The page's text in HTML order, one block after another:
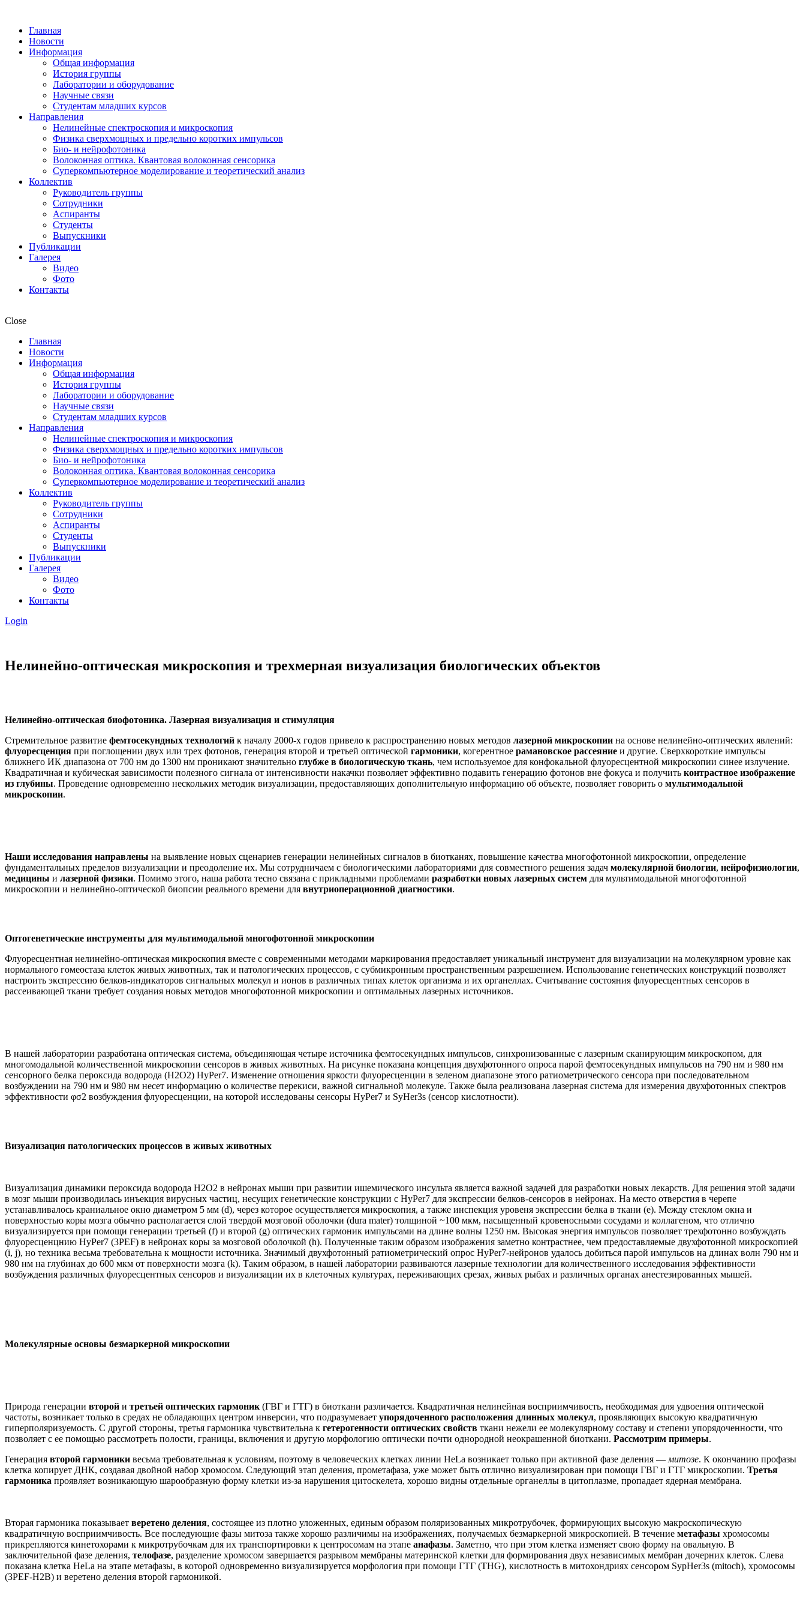
Главная
Новости
Информация
Общая информация
История группы
Лаборатории и оборудование
Научные связи
Студентам младших курсов
Направления
Нелинейные спектроскопия и микроскопия
Физика сверхмощных и предельно коротких импульсов
Био- и нейрофотоника
Волоконная оптика. Квантовая волоконная сенсорика
Суперкомпьютерное моделирование и теоретический анализ
Коллектив
Руководитель группы
Сотрудники
Аспиранты
Студенты
Выпускники
Публикации
Галерея
Видео
Фото
Контакты
Close
Главная
Новости
Информация
Общая информация
История группы
Лаборатории и оборудование
Научные связи
Студентам младших курсов
Направления
Нелинейные спектроскопия и микроскопия
Физика сверхмощных и предельно коротких импульсов
Био- и нейрофотоника
Волоконная оптика. Квантовая волоконная сенсорика
Суперкомпьютерное моделирование и теоретический анализ
Коллектив
Руководитель группы
Сотрудники
Аспиранты
Студенты
Выпускники
Публикации
Галерея
Видео
Фото
Контакты
Login
Нелинейно-оптическая микроскопия и трехмерная визуализация биологических объектов
Нелинейно-оптическая биофотоника. Лазерная визуализация и стимуляция
Стремительное развитие фемтосекундных технологий к началу 2000-х годов привело к распространению новых методов лазерной микроскопии на основе нелинейно-оптических явлений:
флуоресценция при поглощении двух или трех фотонов, генерация второй и третьей оптической гармоники, когерентное рамановское рассеяние и другие. Сверхкороткие импульсы
ближнего ИК диапазона от 700 нм до 1300 нм проникают значительно глубже в биологическую ткань, чем используемое для конфокальной флуоресцентной микроскопии синее излучение.
Квадратичная и кубическая зависимости полезного сигнала от интенсивности накачки позволяет эффективно подавить генерацию фотонов вне фокуса и получить контрастное изображение
из глубины. Проведение одновременно нескольких методик визуализации, предоставляющих дополнительную информацию об объекте, позволяет говорить о мультимодальной
микроскопии.
Наши исследования направлены на выявление новых сценариев генерации нелинейных сигналов в биотканях, повышение качества многофотонной микроскопии, определение
фундаментальных пределов визуализации и преодоление их. Мы сотрудничаем с биологическими лабораториями для совместного решения задач молекулярной биологии, нейрофизиологии,
медицины и лазерной физики. Помимо этого, наша работа тесно связана с прикладными проблемами разработки новых лазерных систем для мультимодальной многофотонной
микроскопии и нелинейно-оптической биопсии реального времени для внутриоперационной диагностики.
Оптогенетические инструменты для мультимодальной многофотонной микроскопии
Флуоресцентная нелинейно-оптическая микроскопия вместе с современными методами маркирования предоставляет уникальный инструмент для визуализации на молекулярном уровне как
нормального гомеостаза клеток живых животных, так и патологических процессов, с субмикронным пространственным разрешением. Использование генетических конструкций позволяет
настроить экспрессию белков-индикаторов сигнальных молекул и ионов в различных типах клеток организма и их органеллах. Считывание состояния флуоресцентных сенсоров в
рассеивающей ткани требует создания новых методов многофотонной микроскопии и оптимальных лазерных источников.
В нашей лаборатории разработана оптическая система, объединяющая четыре источника фемтосекундных импульсов, синхронизованные с лазерным сканирующим микроскопом, для
многомодальной количественной микроскопии сенсоров в живых животных. На рисунке показана концепция двухфотонного опроса парой фемтосекундных импульсов на 790 нм и 980 нм
сенсорного белка пероксида водорода (H2O2) HyPer7. Изменение отношения яркости флуоресценции в зеленом диапазоне этого ратиометрического сенсора при последовательном
возбуждении на 790 нм и 980 нм несет информацию о количестве перекиси, важной сигнальной молекуле. Также была реализована лазерная система для измерения двухфотонных спектров
эффективности φσ2 возбуждения флуоресценции, на которой исследованы сенсоры HyPer7 и SyHer3s (сенсор кислотности).
Визуализация патологических процессов в живых животных
Визуализация динамики пероксида водорода H2O2 в нейронах мыши при развитии ишемического инсульта является важной задачей для разработки новых лекарств. Для решения этой задачи
в мозг мыши производилась инъекция вирусных частиц, несущих генетические конструкции с HyPer7 для экспрессии белков-сенсоров в нейронах. На место отверстия в черепе
устанавливалось краниальное окно диаметром 5 мм (d), через которое осуществляется микроскопия, а также инспекция уровеня экспрессии белка в ткани (e). Между стеклом окна и
поверхностью коры мозга обычно располагается слой твердой мозговой оболочки (dura mater) толщиной ~100 мкм, насыщенный кровеносными сосудами и коллагеном, что отлично
визуализируется при помощи генерации третьей (f) и второй (g) оптических гармоник импульсами на длине волны 1250 нм. Высокая энергия импульсов позволяет трехфотонно возбуждать
флуоресценцнию HyPer7 (3PEF) в нейронах коры за мозговой оболочкой (h). Полученные таким образом изображения заметно контрастнее, чем предоставляемые двухфотонной микроскопией
(i, j), но техника весьма требовательна к мощности источника. Значимый двухфотонный ратиометрический опрос HyPer7-нейронов удалось добиться парой импульсов на длинах волн 790 нм и
980 нм на глубинах до 600 мкм от поверхности мозга (k). Таким образом, в нашей лаборатории развиваются лазерные технологии для количественного исследования эффективности
возбуждения различных флуоресцентных сенсоров и визуализации их в клеточных культурах, переживающих срезах, живых рыбах и различных органах анестезированных мышей.
Молекулярные основы безмаркерной микроскопии
Природа генерации второй и третьей оптических гармоник (ГВГ и ГТГ) в биоткани различается. Квадратичная нелинейная восприимчивость, необходимая для удвоения оптической
частоты, возникает только в средах не обладающих центром инверсии, что подразумевает упорядоченного расположения длинных молекул, проявляющих высокую квадратичную
гиперполяризуемость. С другой стороны, третья гармоника чувствительна к гетерогенности оптических свойств ткани нежели ее молекулярному составу и степени упорядоченности, что
позволяет с ее помощью рассмотреть полости, границы, включения и другую морфологию оптически почти однородной неокрашенной биоткани. Рассмотрим примеры.
Генерация второй гармоники весьма требовательная к условиям, поэтому в человеческих клетках линии HeLa возникает только при активной фазе деления — митозе. К окончанию профазы
клетка копирует ДНК, создавая двойной набор хромосом. Следующий этап деления, прометафаза, уже может быть отлично визуализирован при помощи ГВГ и ГТГ микроскопии. Третья
гармоника проявляет возникающую шарообразную форму клетки из-за нарушения цитоскелета, хорошо видны отдельные органеллы в цитоплазме, пропадает ядерная мембрана.
Вторая гармоника показывает веретено деления, состоящее из плотно уложенных, единым образом поляризованных микротрубочек, формирующих высокую макроскопическую
квадратичную восприимчивость. Все последующие фазы митоза также хорошо различимы на изображениях, получаемых безмаркерной микроскопией. В течение метафазы хромосомы
прикрепляются кинетохорами к микротрубочкам для их транспортировки к центросомам на этапе анафазы. Заметно, что при этом клетка изменяет свою форму на овальную. В
заключительной фазе деления, телофазе, разделение хромосом завершается разрывом мембраны материнской клетки для формирования двух независимых мембран дочерних клеток. Слева
показана клетка HeLa на этапе метафазы, в которой одновременно визуализируется морфология при помощи ГТГ (THG), кислотность в митохондриях сенсором SypHer3s (mitoch), хромосомы
(3PEF-H2B) и веретено деления второй гармоникой.